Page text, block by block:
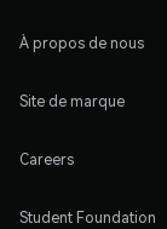
À propos de nous
Site de marque
Careers
Student Foundation